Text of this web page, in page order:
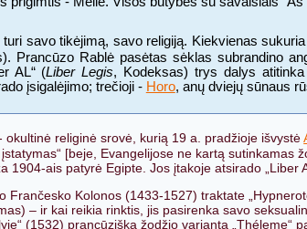
turi savo tikėjimą, savo religiją. Kiekvienas
Prancūzo Rablė pasėtas sėklas subrandino
AL“ (Liber Legis, Kodeksas) trys dalys
įsigalėjimo; trečioji - Horo, anų dviejų sūnaus
okultinė religinė srovė, kurią 19 a. pradžioje išvystė
[beje, Evangelijose ne kartą sutinkamas
1904-ais patyrė Egipte. Jos įtakoje atsirado
Frančesko Kolonos (1433-1527) traktate
– ir kai reikia rinktis, jis pasirenka savo
(1532) prancūzišką žodžio variantą „Théleme“